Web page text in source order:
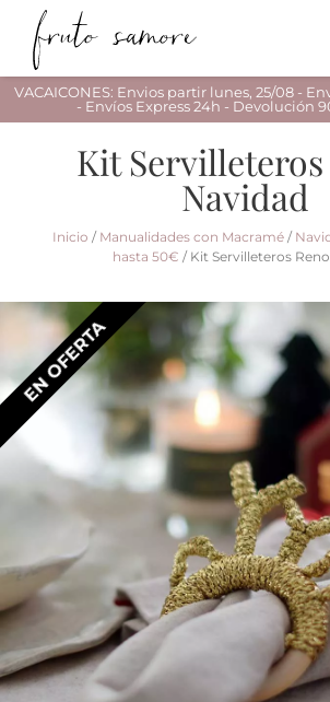
VACAICONES: Envios partir lunes, 25/08 -
- Envíos Express 24h - Devolución
Kit Servilleteros
Navidad
Inicio / Manualidades con Macramé/
hasta 50€ / Kit Servilleteros
EN OFERTA